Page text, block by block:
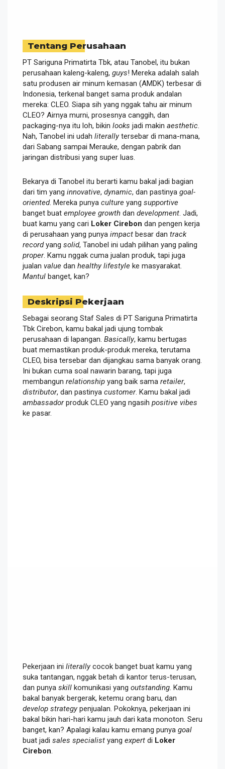
Tentang Perusahaan
PT Sariguna Primatirta Tbk, atau Tanobel, itu bukan
perusahaan kaleng-kaleng, guys! Mereka adalah salah
satu produsen air minum kemasan (AMDK) terbesar di
Indonesia, terkenal banget sama produk andalan
mereka: CLEO. Siapa sih yang nggak tahu air minum
CLEO? Airnya murni, prosesnya canggih, dan
packaging-nya itu loh, bikin looks jadi makin aesthetic
Nah, Tanobel ini udah literallytersebar di mana-mana,
dari Sabang sampai Merauke, dengan pabrik dan
jaringan distribusi yang super luas.
Bekarya di Tanobel itu berarti kamu bakal jadi bagian
dari tim yang innovative, dynamic, dan pastinya goal-
oriented. Mereka punya culture yang supportive
banget buat employee growth dan development . Jadi,
buat kamu yang cari Loker Cirebon dan pengen kerja
di perusahaan yang punya impact besar dan track
recordyang solid, Tanobel ini udah pilihan yang paling
proper. Kamu nggak cuma jualan produk, tapi juga
jualan value dan healthy lifestyle ke masyarakat.
Mantul banget, kan?
Deskripsi Pekerjaan
Sebagai seorang Staf Sales di PT Sariguna Primatirta
Tbk Cirebon, kamu bakal jadi ujung tombak
perusahaan di lapangan. Basically, kamu bertugas
buat memastikan produk-produk mereka, terutama
CLEO, bisa tersebar dan dijangkau sama banyak orang.
Ini bukan cuma soal nawarin barang, tapi juga
membangun relationship yang baik sama retailer,
distributor, dan pastinya customer. Kamu bakal jadi
ambassadorproduk CLEO yang ngasih positive vibes
ke pasar.
Pekerjaan ini literallycocok banget buat kamu yang
suka tantangan, nggak betah di kantor terus-terusan,
dan punya skill komunikasi yang outstanding . Kamu
bakal banyak bergerak, ketemu orang baru, dan
develop strategypenjualan. Pokoknya, pekerjaan ini
bakal bikin hari-hari kamu jauh dari kata monoton. Seru
banget, kan? Apalagi kalau kamu emang punya goal
buat jadi sales specialist yang expert di Loker
Cirebon